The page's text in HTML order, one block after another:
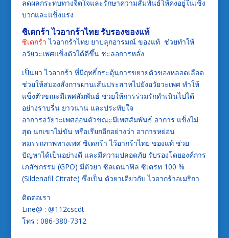
ลดผลกระทบทางจิตใจและรักษาความสัมพันธ์ให้คงอยู่ในเชิง
บวกและแข็งแรง
ซิเดกร้าไวอากร้าไทย รับรองของแท้
ซิเดกร้า ไวอากร้าไทย ยาปลุกอารมณ์ ของแท้ ช่วยทำให้
อวัยวะเพศแข็งตัวได้ดีขึ้น ชะลอการหลั่ง
เป็นยา ไวอากร้า ที่มีฤทธิ์กระตุ้นการขยายตัวของหลอดเลือด
ช่วยให้สมองสั่งการผ่านเส้นประสาทไปยังอวัยวะเพศ ทำให้
แข็งตัวขณะมีเพศสัมพันธ์ ช่วยให้การร่วมรักดำเนินไปได้
อย่างราบรื่น ยาวนาน และประทับใจ
อาการอวัยวะเพศอ่อนตัวขณะมีเพศสัมพันธ์ อาการ แข็งไม่
สุด นกเขาไม่ขัน หรือเรียกอีกอย่างว่า อาการหย่อน
สมรรถภาพทางเพศ ซิเดกร้า ไว้อากร้าไทย ของแท้ ช่วย
ปัญหาได้เป็นอย่างดี และมีความปลอดภัย รับรองโดยองค์การ
เภสัชกรรม (GPO) มีตัวยา ซิลเดนาฟิล ซิเตรท 100 %
(Sildenafil Citrate) ซึ่งเป็น ตัวยาเดียวกับ ไวอากร้าอเมริกา
ติดต่อเรา
Line@ : @112cscdt
โทร : 086-380-7312